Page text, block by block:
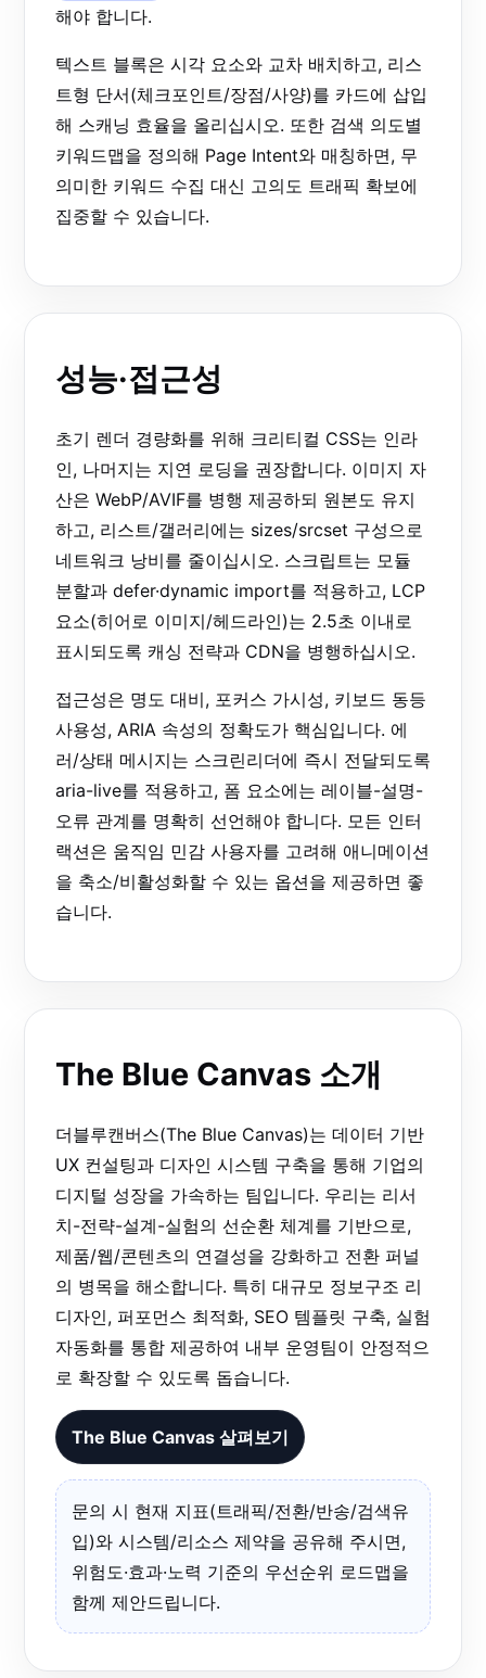
해야 합니다.
텍스트 블록은 시각 요소와 교차 배치하고, 리스
트형 단서(체크포인트/장점/사양)를 카드에 삽입
해 스캐닝 효율을 올리십시오. 또한 검색 의도별
키워드맵을 정의해 Page Intent와 매칭하면, 무
의미한 키워드 수집 대신 고의도 트래픽 확보에
집중할 수 있습니다.
성능·접근성
초기 렌더 경량화를 위해 크리티컬 CSS는 인라
인, 나머지는 지연 로딩을 권장합니다. 이미지 자
산은 WebP/AVIF를 병행 제공하되 원본도 유지
하고, 리스트/갤러리에는 sizes/srcset 구성으로
네트워크 낭비를 줄이십시오. 스크립트는 모듈
분할과 defer·dynamic import를 적용하고, LCP
요소(히어로 이미지/헤드라인)는 2.5초 이내로
표시되도록 캐싱 전략과 CDN을 병행하십시오.
접근성은 명도 대비, 포커스 가시성, 키보드 동등
사용성, ARIA 속성의 정확도가 핵심입니다. 에
러/상태 메시지는 스크린리더에 즉시 전달되도록
aria-live를 적용하고, 폼 요소에는 레이블-설명-
오류 관계를 명확히 선언해야 합니다. 모든 인터
랙션은 움직임 민감 사용자를 고려해 애니메이션
을 축소/비활성화할 수 있는 옵션을 제공하면 좋
습니다.
The Blue Canvas 소개
더블루캔버스(The Blue Canvas)는 데이터 기반
UX 컨설팅과 디자인 시스템 구축을 통해 기업의
디지털 성장을 가속하는 팀입니다. 우리는 리서
치-전략-설계-실험의 선순환 체계를 기반으로,
제품/웹/콘텐츠의 연결성을 강화하고 전환 퍼널
의 병목을 해소합니다. 특히 대규모 정보구조 리
디자인, 퍼포먼스 최적화, SEO 템플릿 구축, 실험
자동화를 통합 제공하여 내부 운영팀이 안정적으
로 확장할 수 있도록 돕습니다.
The Blue Canvas 살펴보기
문의 시 현재 지표(트래픽/전환/반송/검색유
입)와 시스템/리소스 제약을 공유해 주시면,
위험도·효과·노력 기준의 우선순위 로드맵을
함께 제안드립니다.